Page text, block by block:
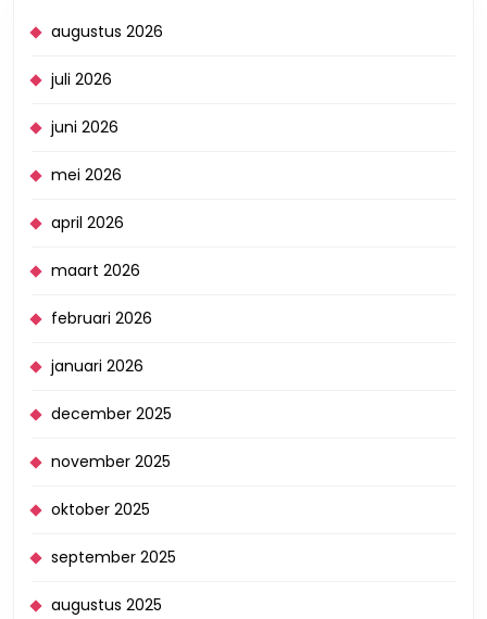
augustus 2026
juli 2026
juni 2026
mei 2026
april 2026
maart 2026
februari 2026
januari 2026
december 2025
november 2025
oktober 2025
september 2025
augustus 2025